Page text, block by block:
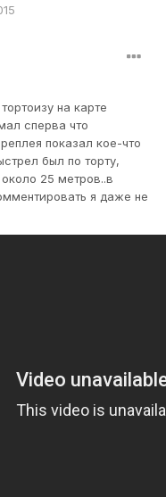
на карте
сперва что
показал кое-что
был по торту,
25 метров..в
я даже не